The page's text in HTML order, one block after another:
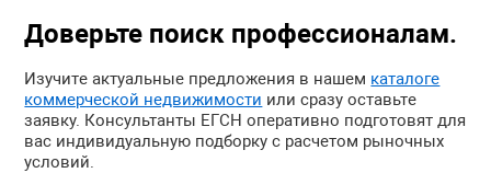
Доверьте поиск профессионалам.
Изучите актуальные предложения в нашем каталоге
коммерческой недвижимости или сразу оставьте
заявку. Консультанты ЕГСН оперативно подготовят для
вас индивидуальную подборку с расчетом рыночных
условий.